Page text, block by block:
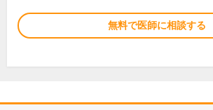
無料で医師に相談する